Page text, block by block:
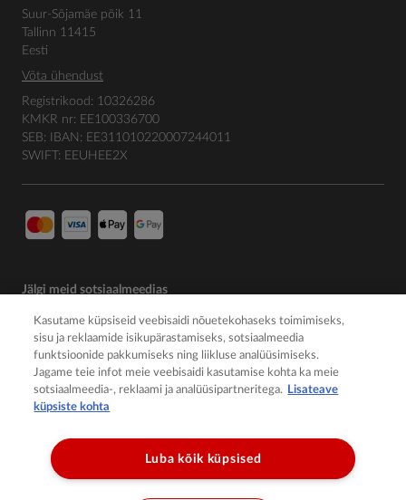
Suur-Sõjamäe põik 11
Tallinn 11415
Eesti
Võta ühendust
Registrikood: 10326286
KMKR nr: EE100336700
SEB: IBAN: EE311010220007244011
SWIFT: EEUHEE2X
Jälgi meid sotsiaalmeedias
Kasutame küpsiseid veebisaidi nõuetekohaseks toimimiseks,
sisu ja reklaamide isikupärastamiseks, sotsiaalmeedia
funktsioonide pakkumiseks ning liikluse analüüsimiseks.
Jagame teie infot meie veebisaidi kasutamise kohta ka meie
sotsiaalmeedia-, reklaami ja analüüsipartneritega. Lisateave
küpsiste kohta
Luba kõik küpsised